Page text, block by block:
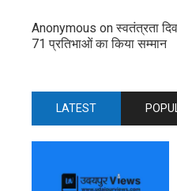
Anonymous onस्वतंत्रता
71 प्रतिभाओं का किया सम्मान
LATEST